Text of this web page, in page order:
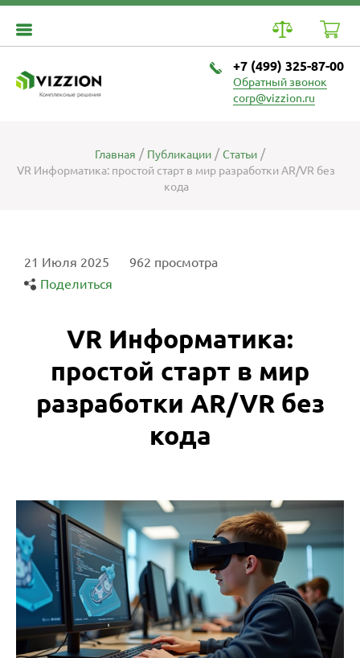
Комплексные решения
+7 (499) 325-87-00
Обратный звонок
corp@vizzion.ru
Главная Публикации
Статьи
VR Информатика: простой старт в мир разработки AR/VR без
кода
21 Июля 2025
962 просмотра
Поделиться
VR Информатика:
простой старт в мир
разработки AR/VR без
кода